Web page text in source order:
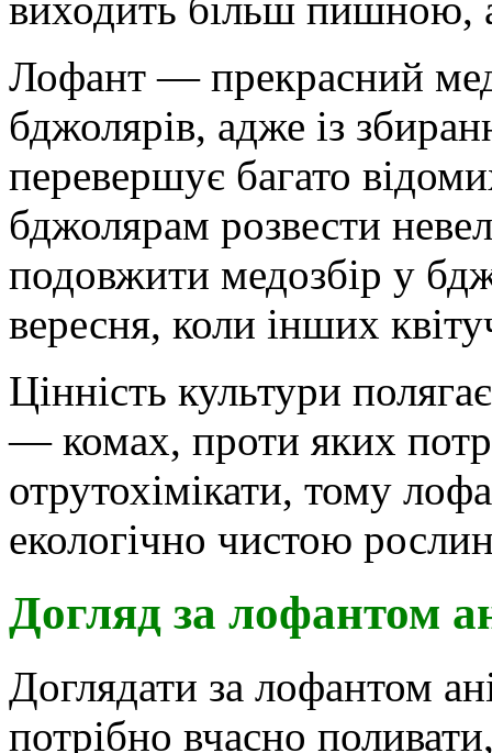
виходить більш пишною,
Лофант — прекрасний
бджолярів, адже із
перевершує багато
бджолярам розвести
подовжити медозбір у
вересня, коли інших
Цінність культури
— комах, проти яких
отрутохімікати, тому
екологічно чистою
Догляд за лофантом
Доглядати за лофантом
потрібно вчасно